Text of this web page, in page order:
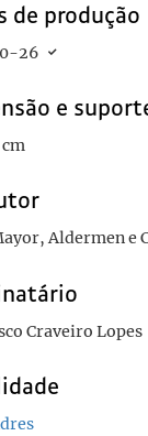
de produção
26
e
cm
Aldermen e
Craveiro Lopes